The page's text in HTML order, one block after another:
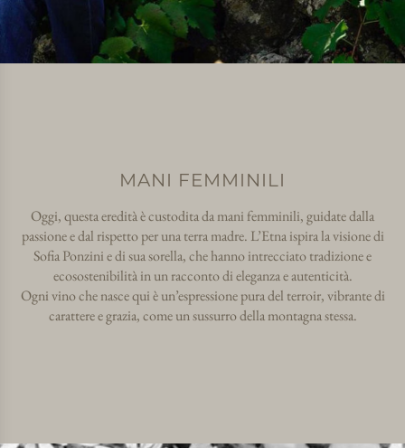
MANI FEMMINILI
Oggi, questa eredità è custodita da mani femminili, guidate dalla
passione e dal rispetto per una terra madre. L’Etna ispira la visione di
Sofia Ponzini e di sua sorella, che hanno intrecciato tradizione e
ecosostenibilità in un racconto di eleganza e autenticità.
Ogni vino che nasce qui è un’espressione pura del terroir, vibrante di
carattere e grazia, come un sussurro della montagna stessa.